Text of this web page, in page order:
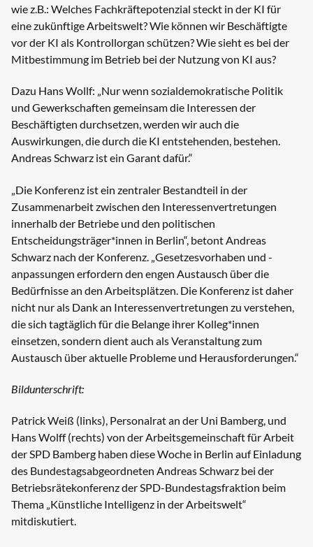
wie z.B.: Welches Fachkräftepotenzial steckt in der KI für
eine zukünftige Arbeitswelt? Wie können wir Beschäftigte
vor der KI als Kontrollorgan schützen? Wie sieht es bei der
Mitbestimmung im Betrieb bei der Nutzung von KI aus?
Dazu Hans Wollf: „Nur wenn sozialdemokratische Politik
und Gewerkschaften gemeinsam die Interessen der
Beschäftigten durchsetzen, werden wir auch die
Auswirkungen, die durch die KI entstehenden, bestehen.
Andreas Schwarz ist ein Garant dafür.“
„Die Konferenz ist ein zentraler Bestandteil in der
Zusammenarbeit zwischen den Interessenvertretungen
innerhalb der Betriebe und den politischen
Entscheidungsträger*innen in Berlin“, betont Andreas
Schwarz nach der Konferenz. „Gesetzesvorhaben und -
anpassungen erfordern den engen Austausch über die
Bedürfnisse an den Arbeitsplätzen. Die Konferenz ist daher
nicht nur als Dank an Interessenvertretungen zu verstehen,
die sich tagtäglich für die Belange ihrer Kolleg*innen
einsetzen, sondern dient auch als Veranstaltung zum
Austausch über aktuelle Probleme und Herausforderungen.“
Bildunterschrift:
Patrick Weiß (links), Personalrat an der Uni Bamberg, und
Hans Wolff (rechts) von der Arbeitsgemeinschaft für Arbeit
der SPD Bamberg haben diese Woche in Berlin auf Einladung
des Bundestagsabgeordneten Andreas Schwarz bei der
Betriebsrätekonferenz der SPD-Bundestagsfraktion beim
Thema „Künstliche Intelligenz in der Arbeitswelt“
mitdiskutiert.